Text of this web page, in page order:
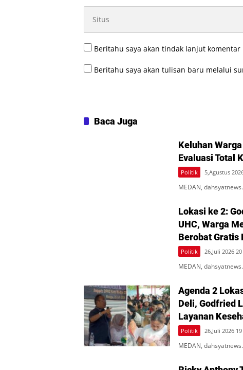
Beritahu saya akan tindak lanjut
Beritahu saya akan tulisan baru melalui
Baca Juga
Keluhan
Evaluasi Total
Politik 5,Agustus
MEDAN,
Lokasi ke 2:
UHC, Warga
Berobat Gratis
Politik 26,Juli 2026
MEDAN,
Agenda 2
Deli, Godfried
Layanan
Politik 26,Juli 2026
MEDAN,